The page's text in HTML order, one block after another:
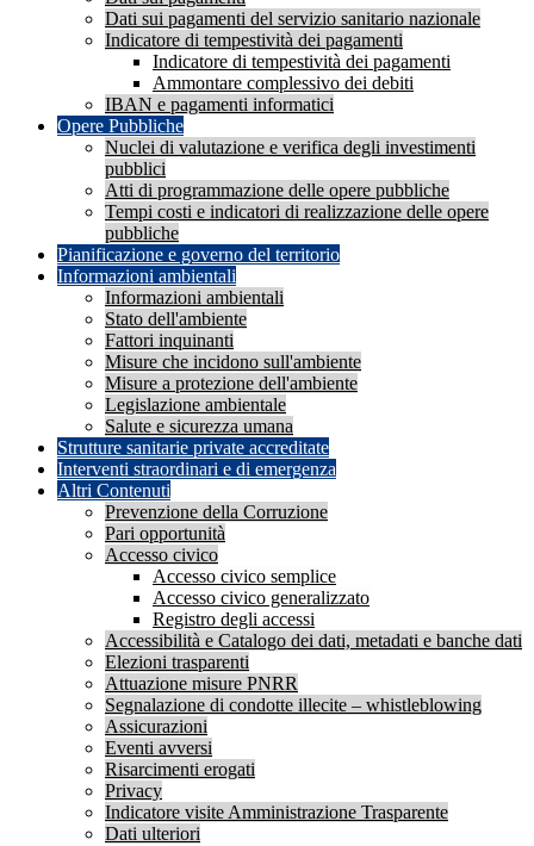
Dati sui pagamenti del servizio sanitario nazionale
Indicatore di tempestività dei pagamenti
Indicatore di tempestività dei pagamenti
Ammontare complessivo dei debiti
IBAN e pagamenti informatici
Opere Pubbliche
Nuclei di valutazione e verifica degli investimenti
pubblici
Atti di programmazione delle opere pubbliche
Tempi costi e indicatori di realizzazione delle opere
pubbliche
Pianificazione e governo del territorio
Informazioni ambientali
Informazioni ambientali
Stato dell'ambiente
Fattori inquinanti
Misure che incidono sull'ambiente
Misure a protezione dell'ambiente
Legislazione ambientale
Salute e sicurezza umana
Strutture sanitarie private accreditate
Interventi straordinari e di emergenza
Altri Contenuti
Prevenzione della Corruzione
Pari opportunità
Accesso civico
Accesso civico semplice
Accesso civico generalizzato
Registro degli accessi
Accessibilità e Catalogo dei dati, metadati e banche dati
Elezioni trasparenti
Attuazione misure PNRR
Segnalazione di condotte illecite – whistleblowing
Assicurazioni
Eventi avversi
Risarcimenti erogati
Privacy
Indicatore visite Amministrazione Trasparente
Dati ulteriori